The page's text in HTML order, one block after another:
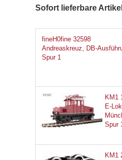
Sofort lieferbare
fineH0fine 32598
Andreaskreuz, DB-
Spur 1
KM1
E-
Spur
KM1